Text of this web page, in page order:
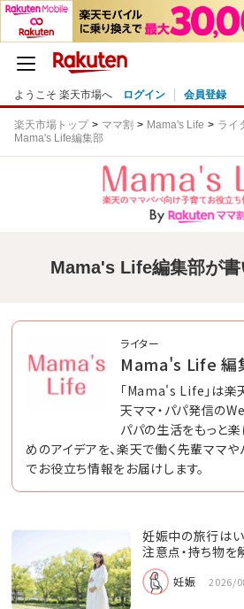
ようこそ 楽天市場へ ログイン 会員登録
楽天市場トップ ママ割 Mama's Life
ライ
Mama's Life編集部
Mama's Life編集部が書
ライター
Mama's Life 編
「Mama's Life」は楽
天ママ・パパ発信の
パパの生活をもっと楽
めのアイデアを、楽天で働く先輩ママ
でお役立ち情報をお届けします。
妊娠中の旅行はい
注意点・持ち物を
妊娠 2026/